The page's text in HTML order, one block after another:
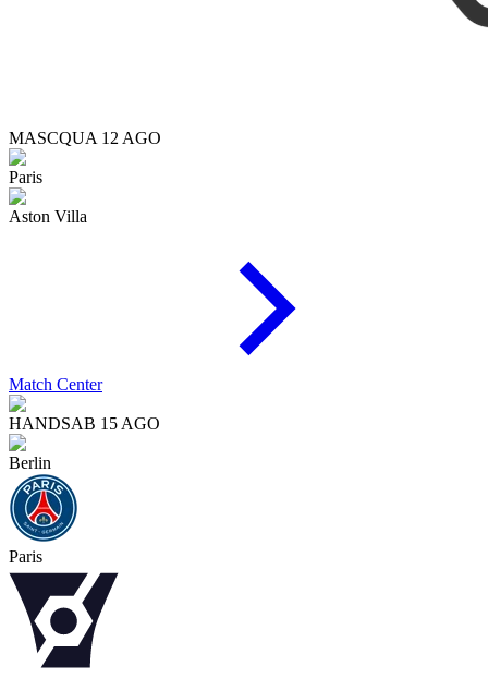
MASCQUA 12 AGO
Paris
Aston Villa
Match Center
HANDSAB 15 AGO
Berlin
Paris